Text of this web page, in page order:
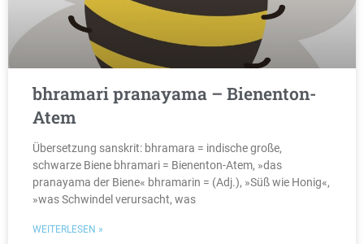
bhramari pranayama – Bienenton-
Atem
Übersetzung sanskrit: bhramara = indische große,
schwarze Biene bhramari = Bienenton-Atem, »das
pranayama der Biene« bhramarin = (Adj.), »Süß wie Honig«,
»was Schwindel verursacht, was
WEITERLESEN »